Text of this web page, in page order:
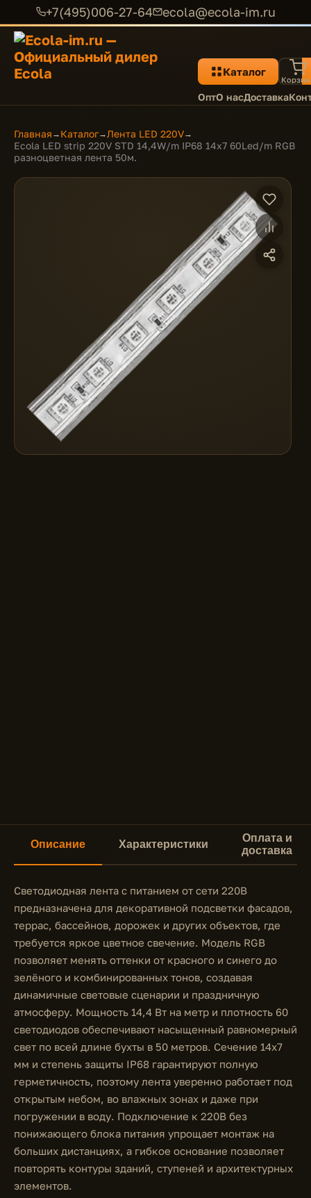
+7(495)006-27-64 ecola@ecola-im.ru
Каталог
ОптО насДоставка
Главная → Каталог→Лента LED 220V→
Ecola LED strip 220V STD 14,4W/m IP68 14x7 60Led/m RGB
разноцветная лента 50м.
Описание Характеристики
Оплата и
доставка
Светодиодная лента с питанием от сети 220В
предназначена для декоративной подсветки фасадов,
террас, бассейнов, дорожек и других объектов, где
требуется яркое цветное свечение. Модель RGB
позволяет менять оттенки от красного и синего до
зелёного и комбинированных тонов, создавая
динамичные световые сценарии и праздничную
атмосферу. Мощность 14,4 Вт на метр и плотность 60
светодиодов обеспечивают насыщенный равномерный
свет по всей длине бухты в 50 метров. Сечение 14х7
мм и степень защиты IP68 гарантируют полную
герметичность, поэтому лента уверенно работает под
открытым небом, во влажных зонах и даже при
погружении в воду. Подключение к 220В без
понижающего блока питания упрощает монтаж на
больших дистанциях, а гибкое основание позволяет
повторять контуры зданий, ступеней и архитектурных
элементов.